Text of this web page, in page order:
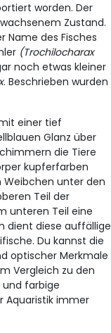
worden. Der
Zustand.
Name des Fisches
(Trochilocharax
noch etwas kleiner
. Beschrieben wurden
einer tief
Glanz über
die Tiere
kupferfarben
Weibchen unter den
Teil der
unteren Teil eine
dient diese auffällige
Du kannst die
optischer Merkmale
Vergleich zu den
und farbige
Aquaristik immer